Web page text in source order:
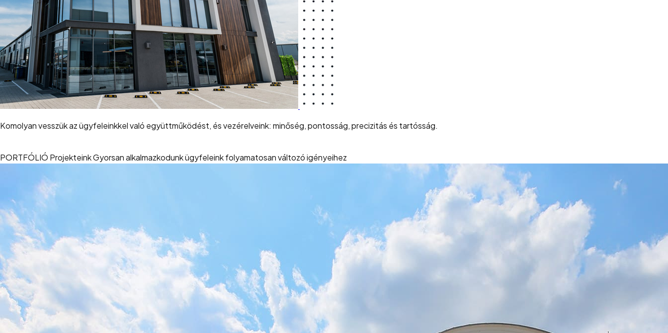
Komolyan vesszük az ügyfeleinkkel való együttműködést, és vezérelveink: minőség, pontosság, precizitás és tartósság.
PORTFÓLIÓ ProjekteinkGyorsan alkalmazkodunk ügyfeleink folyamatosan változó igényeihez